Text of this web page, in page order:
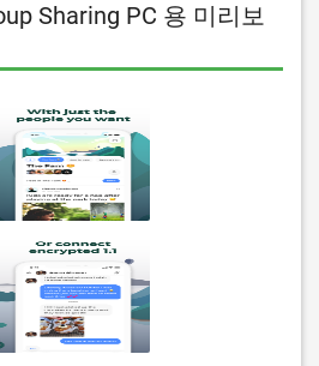
Sharing PC 용 미리보